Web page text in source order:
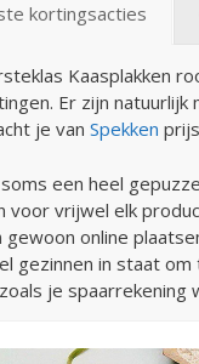
kortingsacties
Kaasplakken
Er zijn natuurlijk
je van Spekken
een heel
voor vrijwel elk
gewoon online
gezinnen in staat
je spaarrekening